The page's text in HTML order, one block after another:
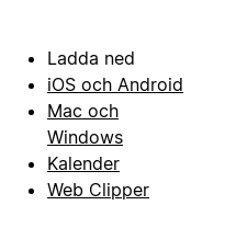
Ladda ned
iOS och Android
Mac och
Windows
Kalender
Web Clipper